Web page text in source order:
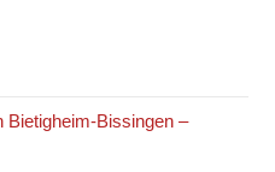
Bietigheim-Bissingen –